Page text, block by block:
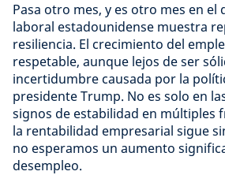
Pasa otro mes, y es otro mes en el
laboral estadounidense muestra
resiliencia. El crecimiento del
respetable, aunque lejos de ser
incertidumbre causada por la
presidente Trump. No es solo en
signos de estabilidad en múltiples
la rentabilidad empresarial sigue
no esperamos un aumento
desempleo.